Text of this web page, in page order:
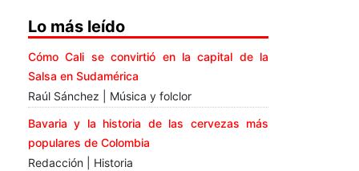
Lo más leído
Cómo Cali se convirtió en la capital de la
Salsa en Sudamérica
Raúl Sánchez | Música y folclor
Bavaria y la historia de las cervezas más
populares de Colombia
Redacción | Historia